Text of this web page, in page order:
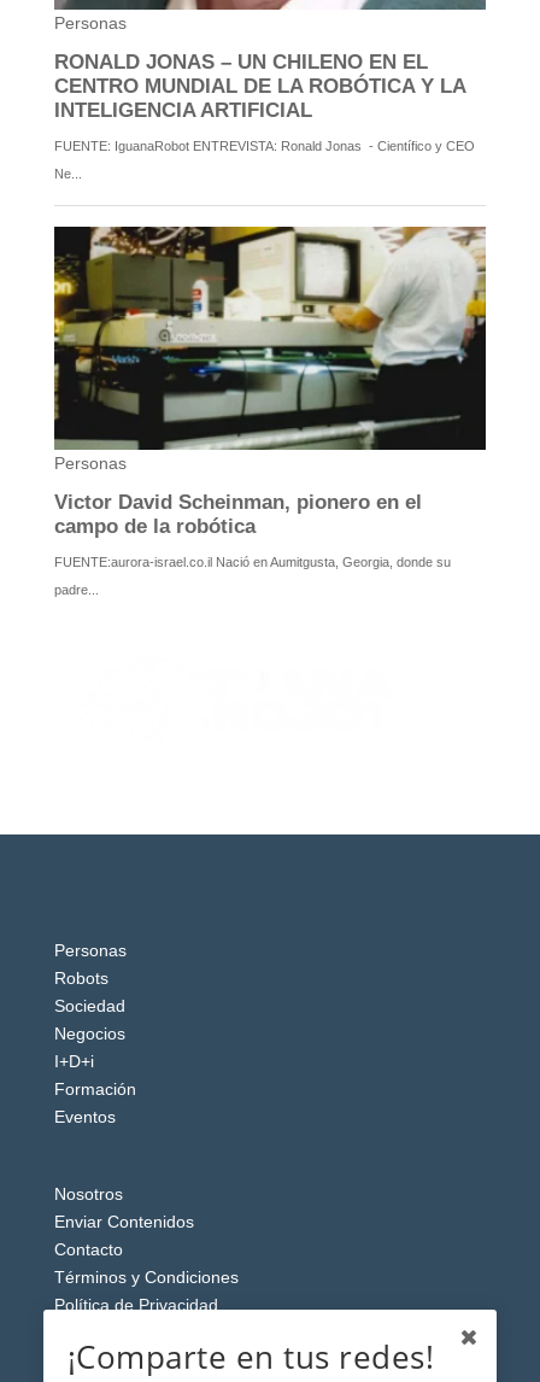
Personas
Robots
Sociedad
Negocios
I+D+i
Formación
Eventos
Nosotros
Enviar Contenidos
Contacto
Términos y Condiciones
Política de Privacidad
¡Comparte en tus redes!